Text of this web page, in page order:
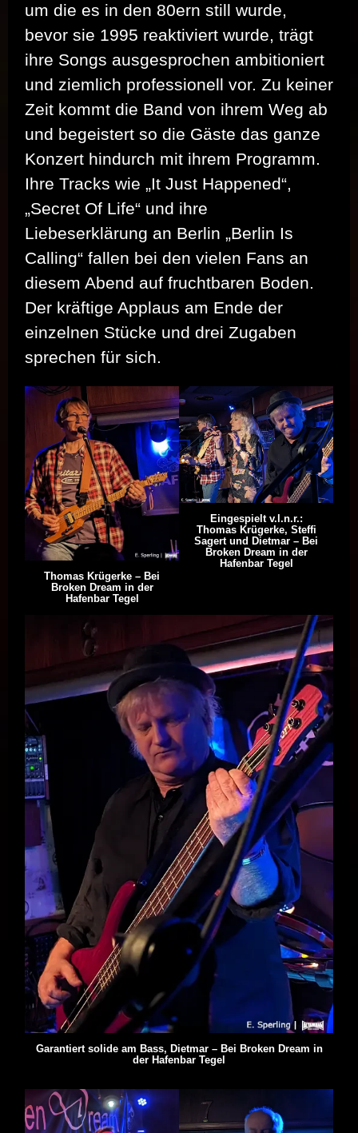
um die es in den 80ern still wurde,
bevor sie 1995 reaktiviert wurde, trägt
ihre Songs ausgesprochen ambitioniert
und ziemlich professionell vor. Zu keiner
Zeit kommt die Band von ihrem Weg ab
und begeistert so die Gäste das ganze
Konzert hindurch mit ihrem Programm.
Ihre Tracks wie „It Just Happened“,
„Secret Of Life“ und ihre
Liebeserklärung an Berlin „Berlin Is
Calling“ fallen bei den vielen Fans an
diesem Abend auf fruchtbaren Boden.
Der kräftige Applaus am Ende der
einzelnen Stücke und drei Zugaben
sprechen für sich.
Thomas Krügerke – Bei
Broken Dream in der
Hafenbar Tegel
Eingespielt v.l.n.r.:
Thomas Krügerke, Steffi
Sagert und Dietmar – Bei
Broken Dream in der
Hafenbar Tegel
Garantiert solide am Bass, Dietmar – Bei Broken Dream in
der Hafenbar Tegel